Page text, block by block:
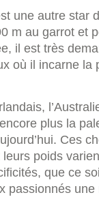
une autre star
m au garrot et
il est très
où il incarne la
plus la
Ces
poids
que ce
passionnés